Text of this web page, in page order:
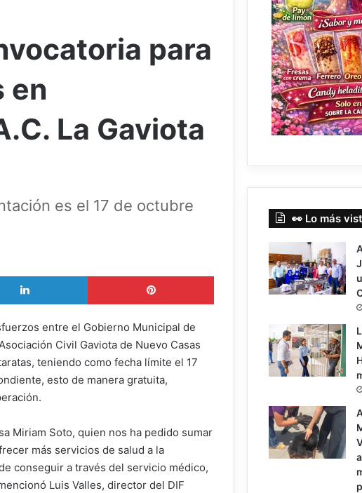
para
en
La Gaviota
es el 17 de octubre
LinkedIn
entre el Gobierno Municipal de
Civil Gaviota de Nuevo Casas
teniendo como fecha límite el 17
esto de manera gratuita,
Miriam Soto, quien nos ha pedido sumar
más servicios de salud a la
conseguir a través del servicio médico,
Luis Valles, director del DIF
👀 Lo más